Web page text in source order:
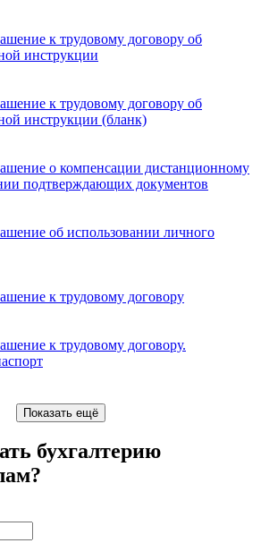
к трудовому договору об
инструкции
к трудовому договору об
инструкции (бланк)
о компенсации дистанционному
подтверждающих документов
об использовании личного
к трудовому договору
к трудовому договору.
Показать ещё
бухгалтерию